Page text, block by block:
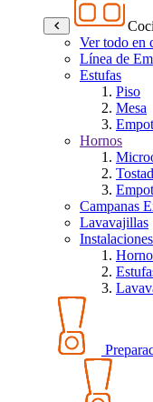
Ver todo en
Línea de
Estufas
Piso
Mesa
Hornos
Campanas
Lavavajillas
Instalaciones